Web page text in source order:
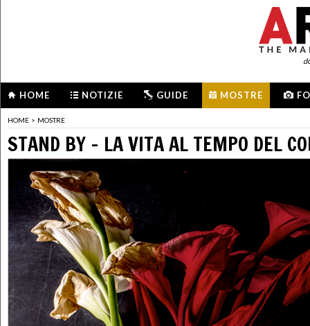
HOME NOTIZIE GUIDE MOSTRE
HOME > MOSTRE
STAND BY – LA VITA AL TEMPO DEL